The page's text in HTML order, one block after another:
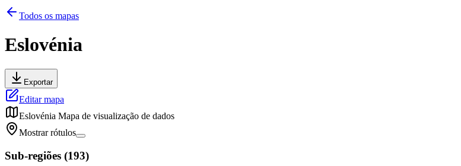
Todos os mapas
Eslovénia
Exportar
Editar mapa
Eslovénia Mapa de visualização de dados
Mostrar rótulos
Sub-regiões (193)